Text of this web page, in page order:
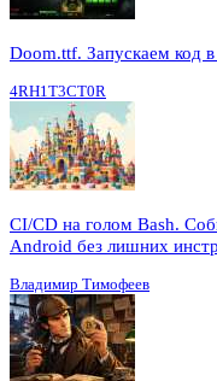
Doom.ttf. Запускаем код
4RH1T3CT0R
CI/CD на голом Bash.
Android без лишних
Владимир Тимофеев